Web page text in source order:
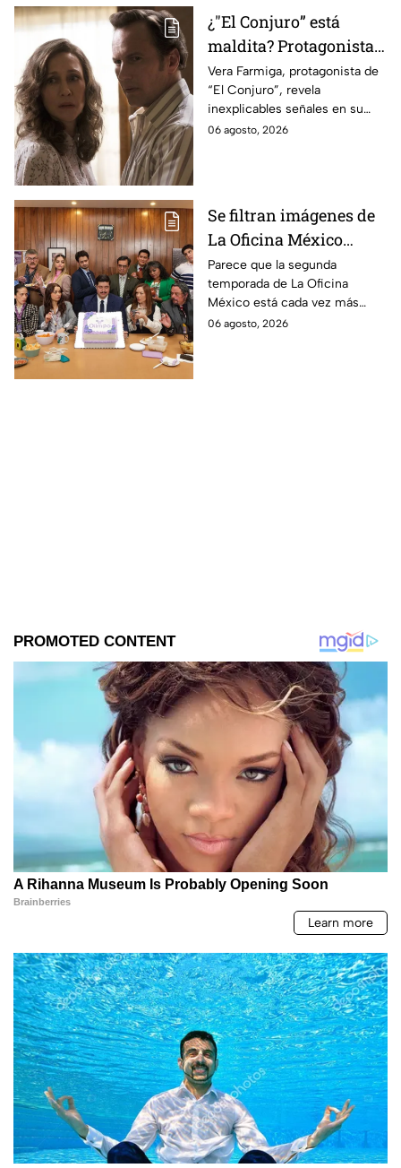
¿"El Conjuro” está
maldita? Protagonista
revela INQUIETANTES
señales en su cuerpo
durante la grabación de
la película
Vera Farmiga, protagonista de
“El Conjuro”, revela
inexplicables señales en su
cuerpo durante el rodaje de la
06 agosto, 2026
Se filtran imágenes de
La Oficina México
temporada 2 y un
detalle desata teorías
entre los fans
Parece que la segunda
temporada de La Oficina
México está cada vez más
cerca, pues el elenco ya se
06 agosto, 2026